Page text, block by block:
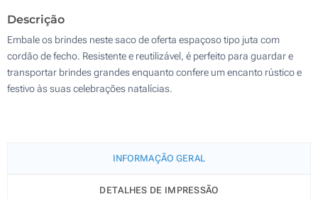
Outra :
Descrição
Embale os brindes neste saco de oferta espaçoso tipo juta com
cordão de fecho. Resistente e reutilizável, é perfeito para guardar e
transportar brindes grandes enquanto confere um encanto rústico e
festivo às suas celebrações natalícias.
INFORMAÇÃO GERAL
DETALHES DE IMPRESSÃO